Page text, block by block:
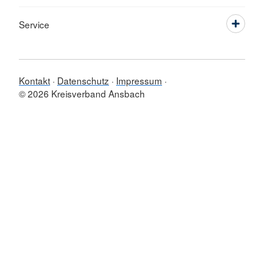
Service
Kontakt Datenschutz
Impressum
© 2026 Kreisverband Ansbach